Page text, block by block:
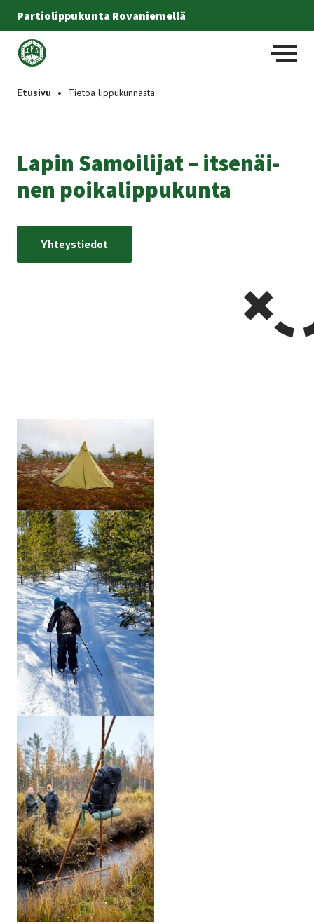
Partiolippukunta Rovaniemellä
Etusivulle
-
Etusivu • Tietoa lippukunnasta
La­pin Sa­moi­li­jat – it­se­näi­
nen poi­ka­lip­pu­kun­ta
Yhteystiedot